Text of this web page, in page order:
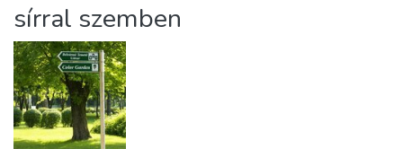
About us
sírral szemben